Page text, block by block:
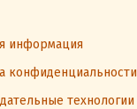
информация
конфиденциальности
технологии